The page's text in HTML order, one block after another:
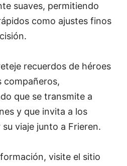
suaves, permitiendo
como ajustes finos
recuerdos de héroes
compañeros,
que se transmite a
y que invita a los
viaje junto a Frieren.
visite el sitio